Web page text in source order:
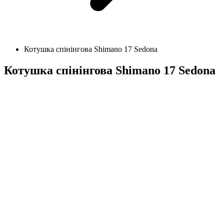
Котушка спінінгова Shimano 17 Sedona
Котушка спінінгова Shimano 17 Sedona